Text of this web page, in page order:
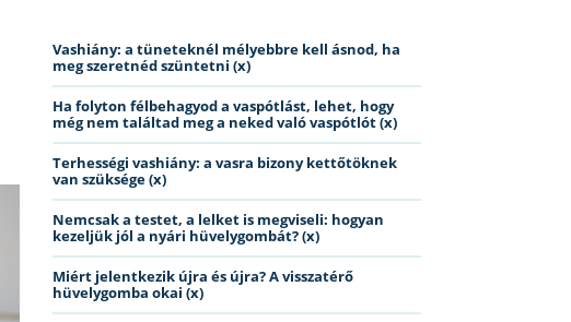
Vashiány: a tüneteknél mélyebbre kell ásnod, ha
meg szeretnéd szüntetni (x)
Ha folyton félbehagyod a vaspótlást, lehet, hogy
még nem találtad meg a neked való vaspótlót (x)
Terhességi vashiány: a vasra bizony kettőtöknek
van szüksége (x)
Nemcsak a testet, a lelket is megviseli: hogyan
kezeljük jól a nyári hüvelygombát? (x)
Miért jelentkezik újra és újra? A visszatérő
hüvelygomba okai (x)